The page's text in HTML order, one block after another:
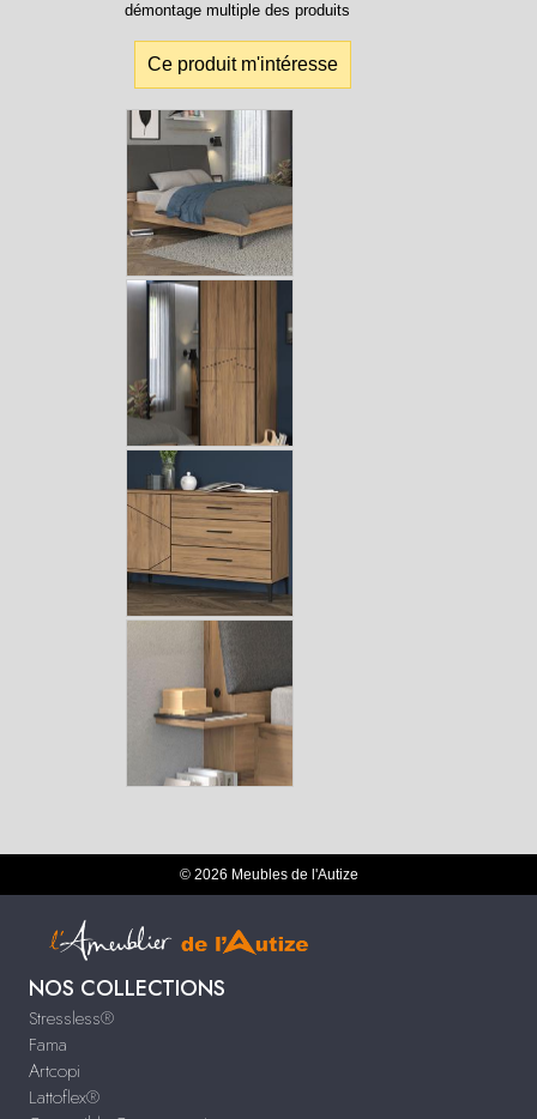
démontage multiple des produits
Ce produit m'intéresse
© 2026 Meubles de l'Autize
NOS COLLECTIONS
Stressless®
Fama
Artcopi
Lattoflex®